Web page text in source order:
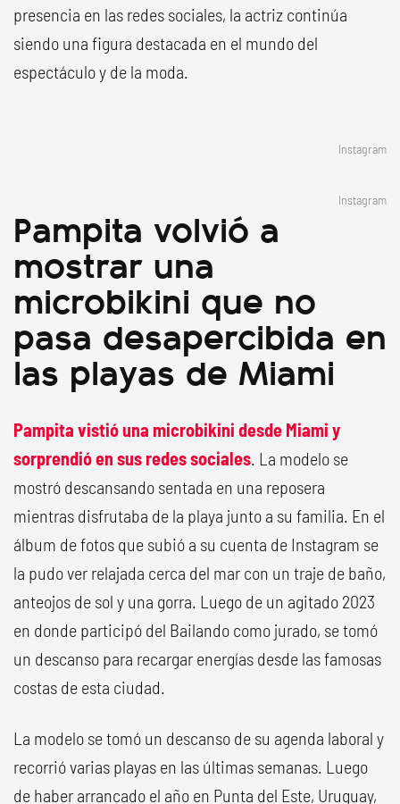
presencia en las redes sociales, la actriz continúa
siendo una figura destacada en el mundo del
espectáculo y de la moda.
Instagram
Instagram
Pampita volvió a
mostrar una
microbikini que no
pasa desapercibida en
las playas de Miami
Pampita vistió una microbikini desde Miami y
sorprendió en sus redes sociales. La modelo se
mostró descansando sentada en una reposera
mientras disfrutaba de la playa junto a su familia. En el
álbum de fotos que subió a su cuenta de Instagram se
la pudo ver relajada cerca del mar con un traje de baño,
anteojos de sol y una gorra. Luego de un agitado 2023
en donde participó del Bailando como jurado, se tomó
un descanso para recargar energías desde las famosas
costas de esta ciudad.
La modelo se tomó un descanso de su agenda laboral y
recorrió varias playas en las últimas semanas. Luego
de haber arrancado el año en Punta del Este, Uruguay,